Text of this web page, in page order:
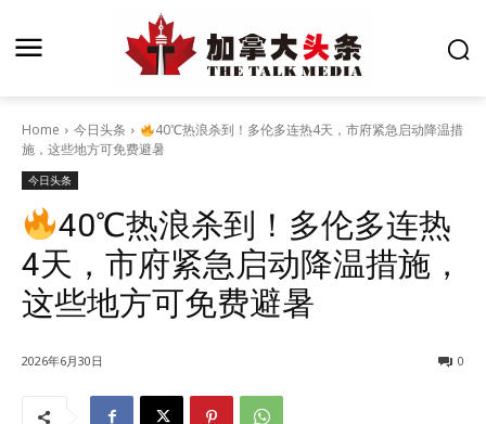
Home 今日头条
40℃热浪杀到！多伦多连热4天，市府紧急启动降温措
施，这些地方可免费避暑
今日头条
40℃热浪杀到！多伦多连热
4天，市府紧急启动降温措施，
这些地方可免费避暑
2026年6月30日 0